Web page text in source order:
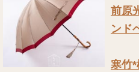
前原
ンド
寒竹